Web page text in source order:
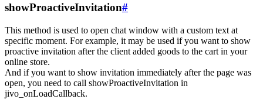
showProactiveInvitation#
This method is used to open chat window with a custom text at
specific moment. For example, it may be used if you want to show
proactive invitation after the client added goods to the cart in your
online store.
And if you want to show invitation immediately after the page was
open, you need to call showProactiveInvitation in
jivo_onLoadCallback.